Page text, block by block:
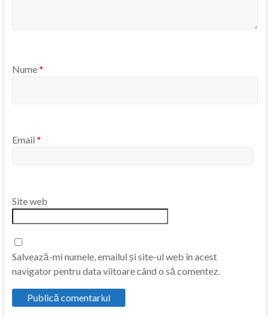
Nume*
Email *
Site web
Salvează-mi numele, emailul și site-ul web în acest
navigator pentru data viitoare când o să comentez.